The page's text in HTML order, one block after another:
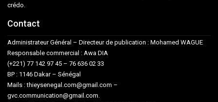
crédo.
Contact
Administrateur Général – Directeur de publication : Mohamed WAGUE
Responsable commercial : Awa DIA
(+221) 77 142 97 45 – 76 636 02 33
BP : 1146 Dakar – Sénégal
Mails : thieysenegal.com@gmail.com –
gvc.communication@gmail.com.